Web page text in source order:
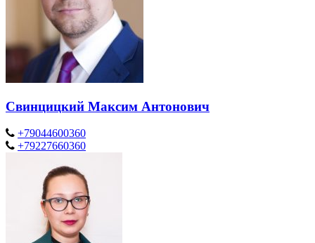
Свинцицкий Максим Антонович
+79044600360
+79227660360